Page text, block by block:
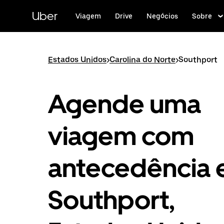
conteúdo
Uber Viagem Drive Negócios Sobre
Estados Unidos>Carolina do Norte>Southport
Agende uma
viagem com
antecedência
Southport,